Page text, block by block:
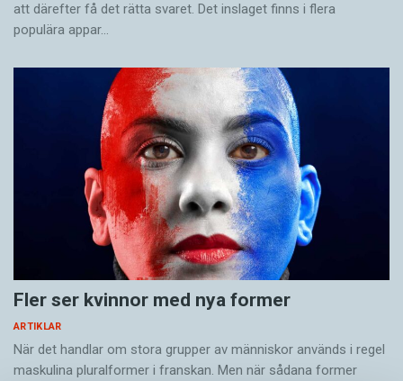
att därefter få det rätta svaret. Det inslaget finns i flera
populära appar…
Fler ser kvinnor med nya former
ARTIKLAR
När det handlar om stora grupper av människor används i regel
maskulina pluralformer i franskan. Men när sådana ­former